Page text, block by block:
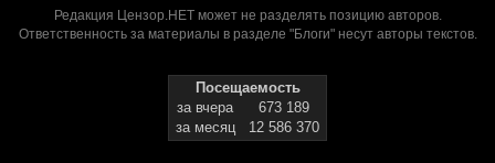
Редакция Цензор.НЕТ может не разделять позицию авторов.
Ответственность за материалы в разделе "Блоги" несут авторы текстов.
Посещаемость
за вчера
673 189
за месяц
12 586 370